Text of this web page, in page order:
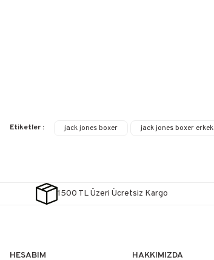
Etiketler : jack jones boxer jack jones boxer erkek
1500 TL Üzeri Ücretsiz Kargo
HESABIM HAKKIMIZDA